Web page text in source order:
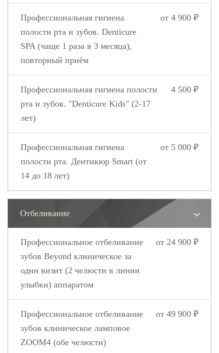
Профессиональная гигиена
полости рта и зубов. Denticure
SPA (чаще 1 раза в 3 месяца),
повторный приём
от 4 900 ₽
Профессиональная гигиена полости
рта и зубов. "Denticure Kids" (2-17
лет)
4 500 ₽
Профессиональная гигиена
полости рта. Дентикюр Smart (от
14 до 18 лет)
от 5 000 ₽
Отбеливание
Профессиональное отбеливание
зубов Beyond клиническое за
один визит (2 челюсти в линии
улыбки) аппаратом
от 24 900 ₽
Профессиональное отбеливание
зубов клиническое ламповое
ZOOM4 (обе челюсти)
от 49 900 ₽